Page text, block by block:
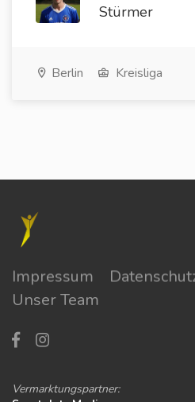
Stürmer
Berlin Kreisliga
Impressum
Unser Team
Vermarktungspartner: